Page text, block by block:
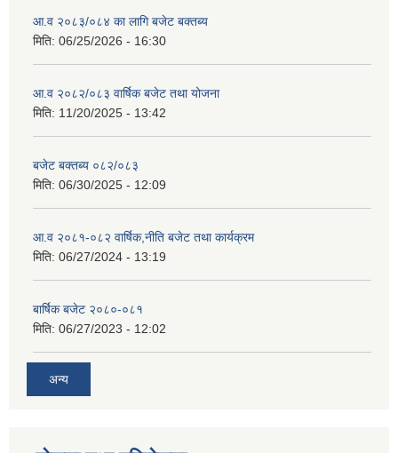
आ.व २०८३/०८४ का लागि बजेट बक्तब्य
मिति: 06/25/2026 - 16:30
आ.व २०८२/०८३ वार्षिक बजेट तथा योजना
मिति: 11/20/2025 - 13:42
बजेट बक्तब्य ०८२/०८३
मिति: 06/30/2025 - 12:09
आ.व २०८१-०८२ वार्षिक,नीति बजेट तथा कार्यक्रम
मिति: 06/27/2024 - 13:19
बार्षिक बजेट २०८०-०८१
मिति: 06/27/2023 - 12:02
अन्य